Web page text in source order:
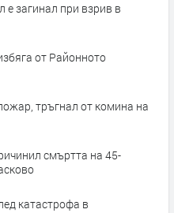
е загинал при взрив в
от Районното
тръгнал от комина на
смъртта на 45-
катастрофа в